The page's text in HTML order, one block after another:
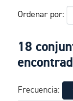
Ordenar por
18
Frecuencia: